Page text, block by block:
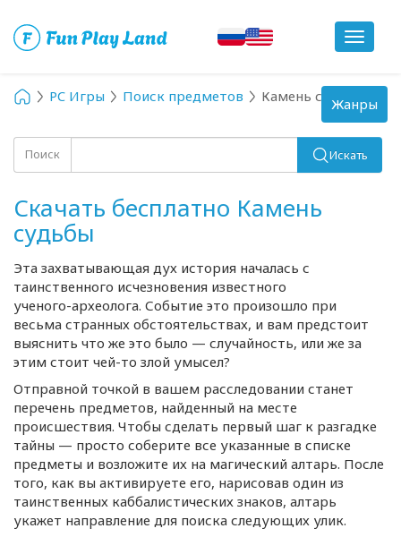
Toggle
PC Игры Поиск предметов Камень судьбы
Поиск Искать
Скачать бесплатно Камень
судьбы
Эта захватывающая дух история началась с
таинственного исчезновения известного
ученого-археолога. Событие это произошло при
весьма странных обстоятельствах, и вам предстоит
выяснить что же это было — случайность, или же за
этим стоит чей-то злой умысел?
Отправной точкой в вашем расследовании станет
перечень предметов, найденный на месте
происшествия. Чтобы сделать первый шаг к разгадке
тайны — просто соберите все указанные в списке
предметы и возложите их на магический алтарь. После
того, как вы активируете его, нарисовав один из
таинственных каббалистических знаков, алтарь
укажет направление для поиска следующих улик.
Toggle
navigation
Жанры